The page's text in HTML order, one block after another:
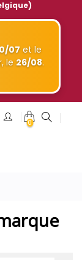
07et le
le 26/08.
0